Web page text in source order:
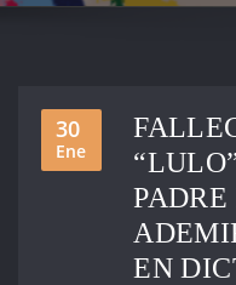
30
Ene
EN